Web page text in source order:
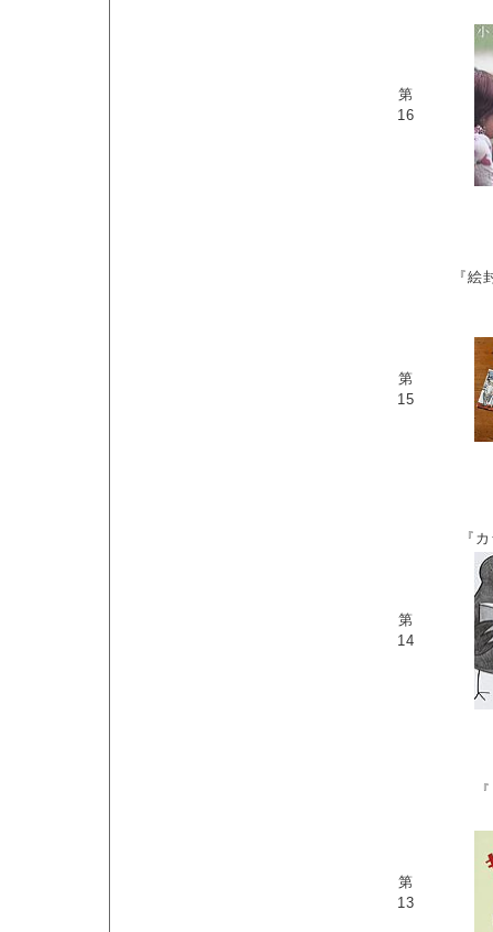
第
16
『絵
第
15
『
第
14
第
13